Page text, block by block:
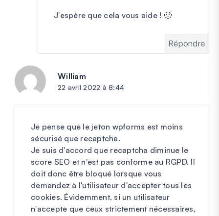
J'espère que cela vous aide ! 🙂
Répondre
William
22 avril 2022 à 8:44
Je pense que le jeton wpforms est moins
sécurisé que recaptcha.
Je suis d'accord que recaptcha diminue le
score SEO et n'est pas conforme au RGPD. Il
doit donc être bloqué lorsque vous
demandez à l'utilisateur d'accepter tous les
cookies. Évidemment, si un utilisateur
n'accepte que ceux strictement nécessaires,